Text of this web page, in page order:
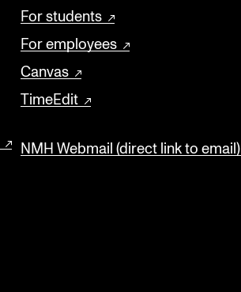
For students
For employees
Canvas
TimeEdit
NMH Webmail (direct link to email)